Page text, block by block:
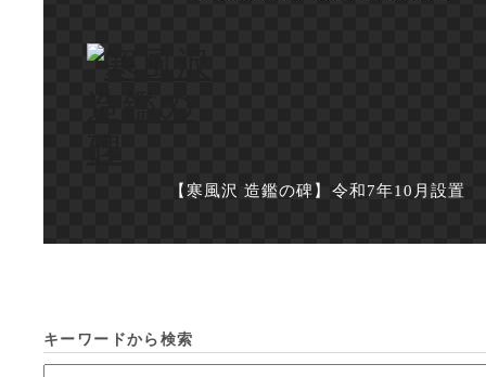
【寒風沢 造鑑の碑】令和7年10月設置
キーワードから検索